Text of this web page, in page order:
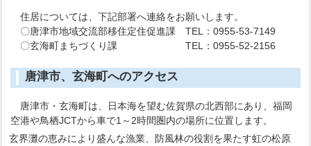
住居については、下記部署へ連絡をお願いします。
〇唐津市地域交流部移住定住促進課 TEL：0955-53-7149
〇玄海町まちづくり課 TEL：0955-52-2156
唐津市、玄海町へのアクセス
唐津市・玄海町は、日本海を望む佐賀県の北西部にあり、福岡
空港や鳥栖JCTから車で1～2時間圏内の場所に位置します。
玄界灘の恵みにより盛んな漁業、防風林の役割を果たす虹の松原